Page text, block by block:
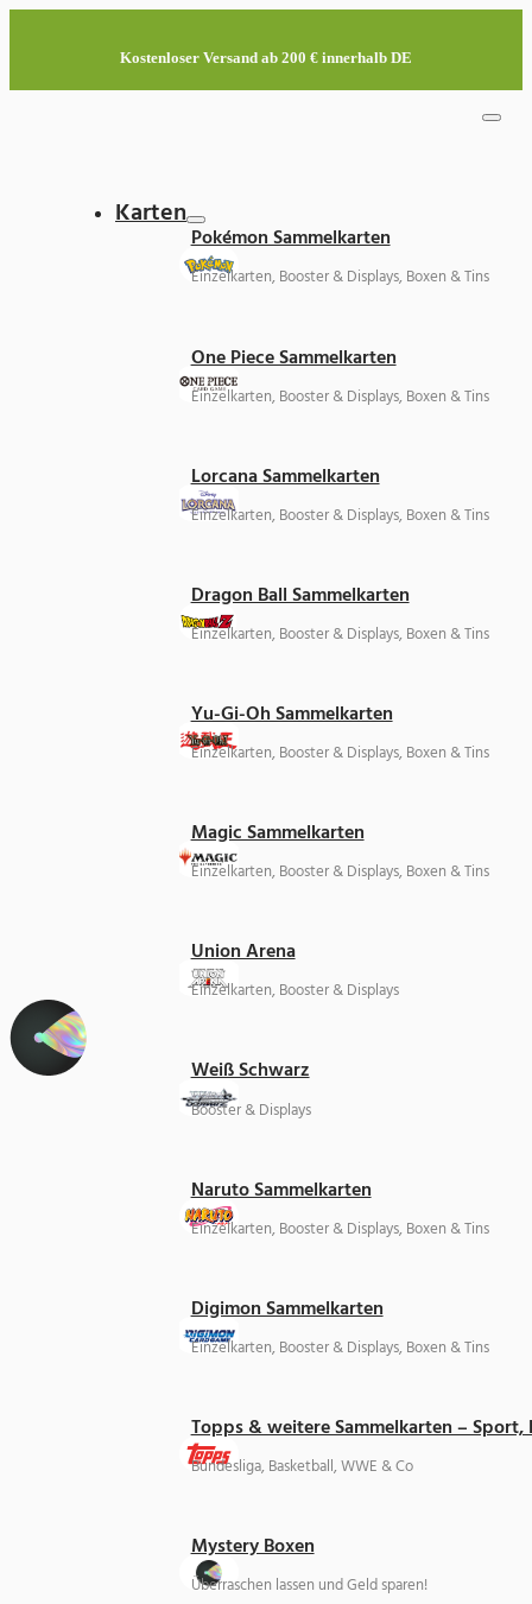
Kostenloser Versand ab 200 € innerhalb DE
Karten
Pokémon Sammelkarten
Einzelkarten, Booster & Displays, Boxen & Tins
One Piece Sammelkarten
Einzelkarten, Booster & Displays, Boxen & Tins
Lorcana Sammelkarten
Einzelkarten, Booster & Displays, Boxen & Tins
Dragon Ball Sammelkarten
Einzelkarten, Booster & Displays, Boxen & Tins
Yu-Gi-Oh Sammelkarten
Einzelkarten, Booster & Displays, Boxen & Tins
Magic Sammelkarten
Einzelkarten, Booster & Displays, Boxen & Tins
Union Arena
Einzelkarten, Booster & Displays
Weiß Schwarz
Booster & Displays
Naruto Sammelkarten
Einzelkarten, Booster & Displays, Boxen & Tins
Digimon Sammelkarten
Einzelkarten, Booster & Displays, Boxen & Tins
Topps & weitere Sammelkarten –
Bundesliga, Basketball, WWE & Co
Mystery Boxen
Überraschen lassen und Geld sparen!